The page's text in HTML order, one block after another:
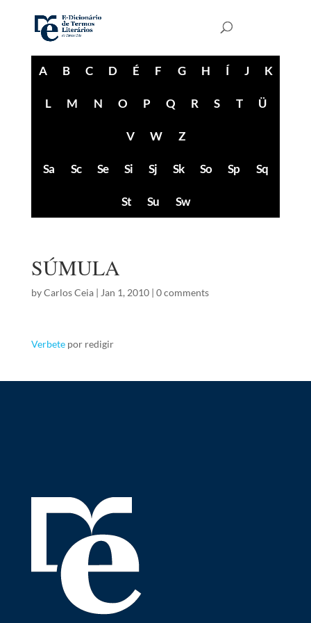
A B C D É F G H Í J K
L M N O P Q R S T Ü
V W Z
Sa Sc Se Si Sj Sk So Sp Sq
St Su Sw
SÚMULA
byCarlos Ceia| Jan 1, 2010| 0 comments
Verbetepor redigir